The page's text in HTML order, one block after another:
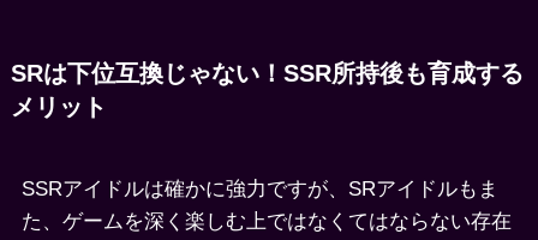
SRは下位互換じゃない！SSR所持後も育成する
メリット
SSRアイドルは確かに強力ですが、SRアイドルもま
た、ゲームを深く楽しむ上ではなくてはならない存在